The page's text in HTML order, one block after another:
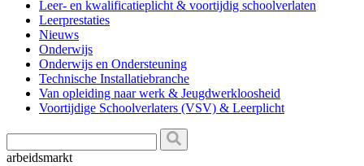
Leer- en kwalificatieplicht & voortijdig schoolverlaten
Leerprestaties
Nieuws
Onderwijs
Onderwijs en Ondersteuning
Technische Installatiebranche
Van opleiding naar werk & Jeugdwerkloosheid
Voortijdige Schoolverlaters (VSV) & Leerplicht
arbeidsmarkt